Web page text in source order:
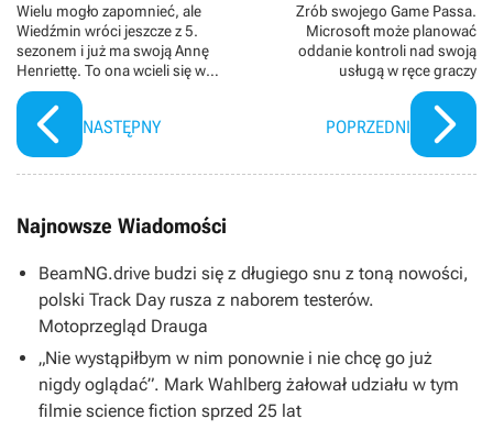
Wielu mogło zapomnieć, ale
Wiedźmin wróci jeszcze z 5.
sezonem i już ma swoją Annę
Henriettę. To ona wcieli się w
księżną Toussaint w finale
NASTĘPNY
Zrób swojego Game Passa.
Microsoft może planować
oddanie kontroli nad swoją
usługą w ręce graczy
POPRZEDNI
Najnowsze Wiadomości
BeamNG.drive budzi się z długiego snu z toną nowości,
polski Track Day rusza z naborem testerów.
Motoprzegląd Drauga
„Nie wystąpiłbym w nim ponownie i nie chcę go już
nigdy oglądać”. Mark Wahlberg żałował udziału w tym
filmie science fiction sprzed 25 lat